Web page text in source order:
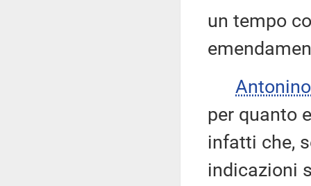
un tempo
per quanto
infatti che,
indicazioni